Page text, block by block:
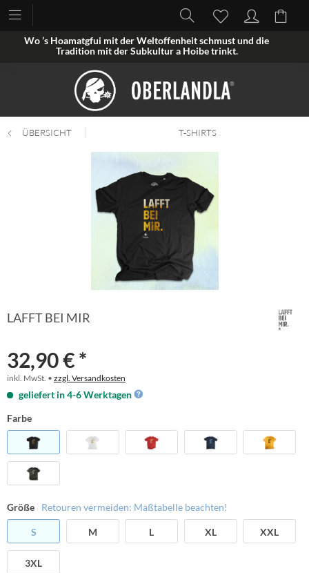
Wo ’s Hoamatgfui mit der Weltoffenheit schmust und die
Tradition mit der Subkultur a Hoibe trinkt.
ÜBERSICHT T-SHIRTS
LAFFT BEI MIR
32,90 € *
inkl. MwSt. • zzgl. Versandkosten
geliefert in 4-6 Werktagen
Farbe
Größe Retouren vermeiden: Maßtabelle beachten!
S M L XL XXL
3XL